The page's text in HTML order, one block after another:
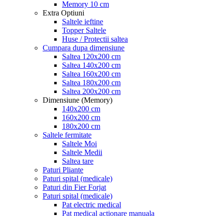
Memory 10 cm
Extra Optiuni
Saltele ieftine
Topper Saltele
Huse / Protectii saltea
Cumpara dupa dimensiune
Saltea 120x200 cm
Saltea 140x200 cm
Saltea 160x200 cm
Saltea 180x200 cm
Saltea 200x200 cm
Dimensiune (Memory)
140x200 cm
160x200 cm
180x200 cm
Saltele fermitate
Saltele Moi
Saltele Medii
Saltea tare
Paturi Pliante
Paturi spital (medicale)
Paturi din Fier Forjat
Paturi spital (medicale)
Pat electric medical
Pat medical actionare manuala